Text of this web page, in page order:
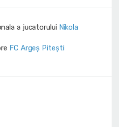
a jucatorului Nikola
FC Argeș Pitești